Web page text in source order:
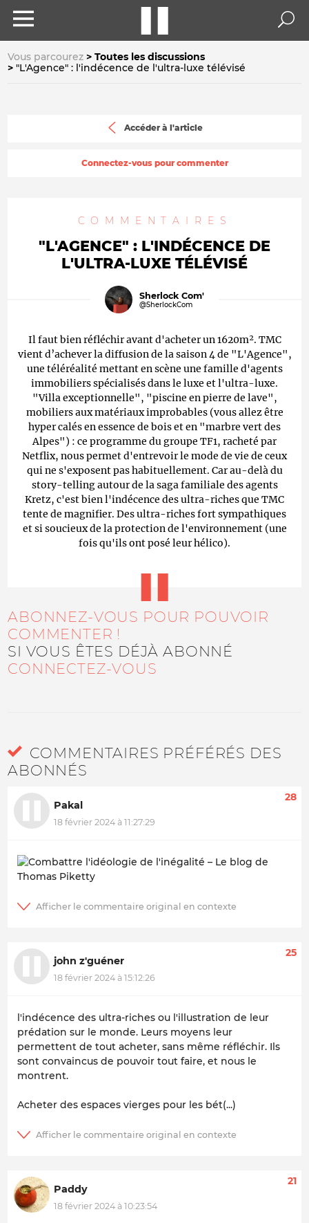
Vous parcourez
Toutes les discussions
"L'Agence" : l'indécence de l'ultra-luxe télévisé
Accéder à l'article
Connectez-vous pour commenter
COMMENTAIRES
"L'AGENCE" : L'INDÉCENCE DE
L'ULTRA-LUXE TÉLÉVISÉ
Sherlock Com'
@SherlockCom
Il faut bien réfléchir avant d'acheter un 1620m². TMC
vient d’achever la diffusion de la saison 4 de "L'Agence",
une téléréalité mettant en scène une famille d'agents
immobiliers spécialisés dans le luxe et l'ultra-luxe.
"Villa exceptionnelle", "piscine en pierre de lave",
mobiliers aux matériaux improbables (vous allez être
hyper calés en essence de bois et en "marbre vert des
Alpes") : ce programme du groupe TF1, racheté par
Netflix, nous permet d'entrevoir le mode de vie de ceux
qui ne s'exposent pas habituellement. Car au-delà du
story-telling autour de la saga familiale des agents
Kretz, c'est bien l'indécence des ultra-riches que TMC
tente de magnifier. Des ultra-riches fort sympathiques
et si soucieux de la protection de l'environnement (une
fois qu'ils ont posé leur hélico).
ABONNEZ-VOUS POUR POUVOIR
COMMENTER !
SI VOUS ÊTES DÉJÀ ABONNÉ
CONNECTEZ-VOUS
COMMENTAIRES PRÉFÉRÉS DES
ABONNÉS
Pakal
18 février 2024 à 11:27:29
28
john z'guéner
18 février 2024 à 15:12:26
25
l'indécence des ultra-riches ou l'illustration de leur
prédation sur le monde. Leurs moyens leur
permettent de tout acheter, sans même réfléchir. Ils
sont convaincus de pouvoir tout faire, et nous le
montrent.
Acheter des espaces vierges pour les bét(...)
Paddy
18 février 2024 à 10:23:54
21